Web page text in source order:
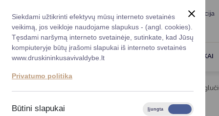
Siekdami užtikrinti efektyvų mūsų interneto svetainės
veikimą, jos veikloje naudojame slapukus - (angl. cookies).
Tęsdami naršymą interneto svetainėje, sutinkate, kad Jūsų
kompiuteryje būtų įrašomi slapukai iš interneto svetainės
www.druskininkusavivaldybe.lt
Privatumo politika
Būtini slapukai Įjungta
Taryba Meras
Registruokitės
Vicemerai
Mero patarėja
Administracija
Savivaldybės
Planavimo
Korupcijos
Karjera DUK
DRUSKININKAI
Kviečiame kurti kalėdinių